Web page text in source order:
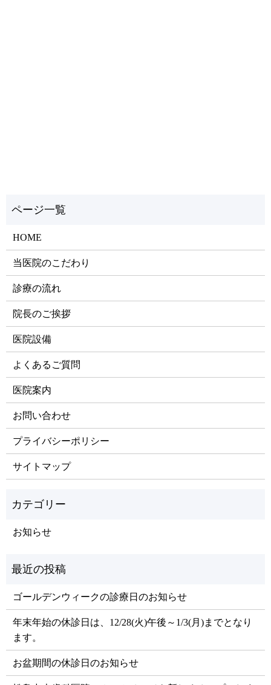
HOME
当医院のこだわり
診療の流れ
院長のご挨拶
医院設備
よくあるご質問
医院案内
お問い合わせ
プライバシーポリシー
サイトマップ
お知らせ
ゴールデンウィークの診療日のお知らせ
年末年始の休診日は、12/28(火)午後～1/3(月)までとなり
ます。
お盆期間の休診日のお知らせ